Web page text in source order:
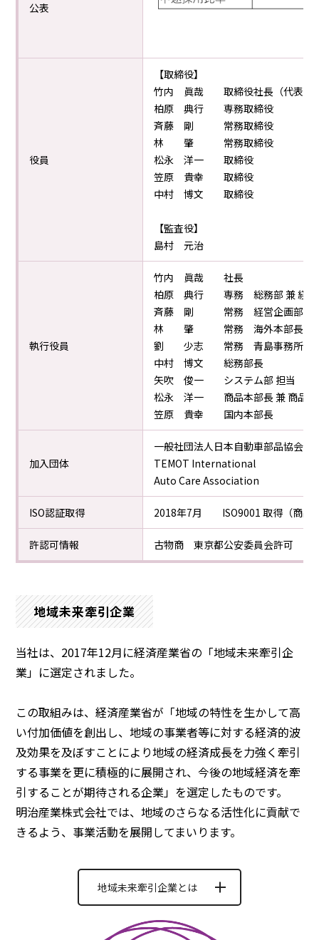
公表
役員
【取締役】
竹内 眞哉 取締役社長（代表取
柏原 典行 専務取締役
斉藤 剛 常務取締役
林 肇 常務取締役
松永 洋一 取締役
笠原 貴幸 取締役
中村 博文 取締役
【監査役】
島村 元治
執行役員
竹内 眞哉 社長
柏原 典行 専務 総務部 兼 経理
斉藤 剛 常務 経営企画部 兼
林 肇 常務 海外本部長 兼
劉 少志 常務 青島事務所長
中村 博文 総務部長
矢吹 俊一 システム部 担当
松永 洋一 商品本部長 兼 商品部
笠原 貴幸 国内本部長
加入団体
一般社団法人日本自動車部品協会（
TEMOT International
Auto Care Association
ISO認証取得 2018年7月 ISO9001 取得（商
許認可情報 古物商 東京都公安委員会許可 第
地域未来牽引企業
当社は、2017年12月に経済産業省の「地域未来牽引企
業」に選定されました。
この取組みは、経済産業省が「地域の特性を生かして高
い付加価値を創出し、地域の事業者等に対する経済的波
及効果を及ぼすことにより地域の経済成長を力強く牽引
する事業を更に積極的に展開され、今後の地域経済を牽
引することが期待される企業」を選定したものです。
明治産業株式会社では、地域のさらなる活性化に貢献で
きるよう、事業活動を展開してまいります。
地域未来牽引企業とは